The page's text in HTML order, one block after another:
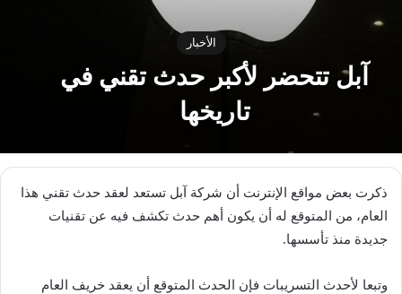
الأخبار
آبل تتحضر لأكبر حدث تقني في
تاريخها
ذكرت بعض مواقع الإنترنت أن شركة آبل تستعد لعقد حدث تقني هذا
العام، من المتوقع له أن يكون أهم حدث تكشف فيه عن تقنيات
جديدة منذ تأسسها.
وتبعا لأحدث التسريبات فإن الحدث المتوقع أن يعقد خريف العام